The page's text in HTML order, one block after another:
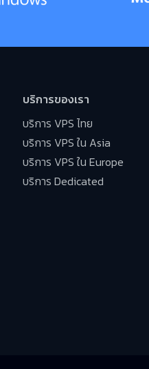
บริการของเรา
บริการ VPS ไทย
บริการ VPS ใน Asia
บริการ VPS ใน Europe
บริการ Dedicated